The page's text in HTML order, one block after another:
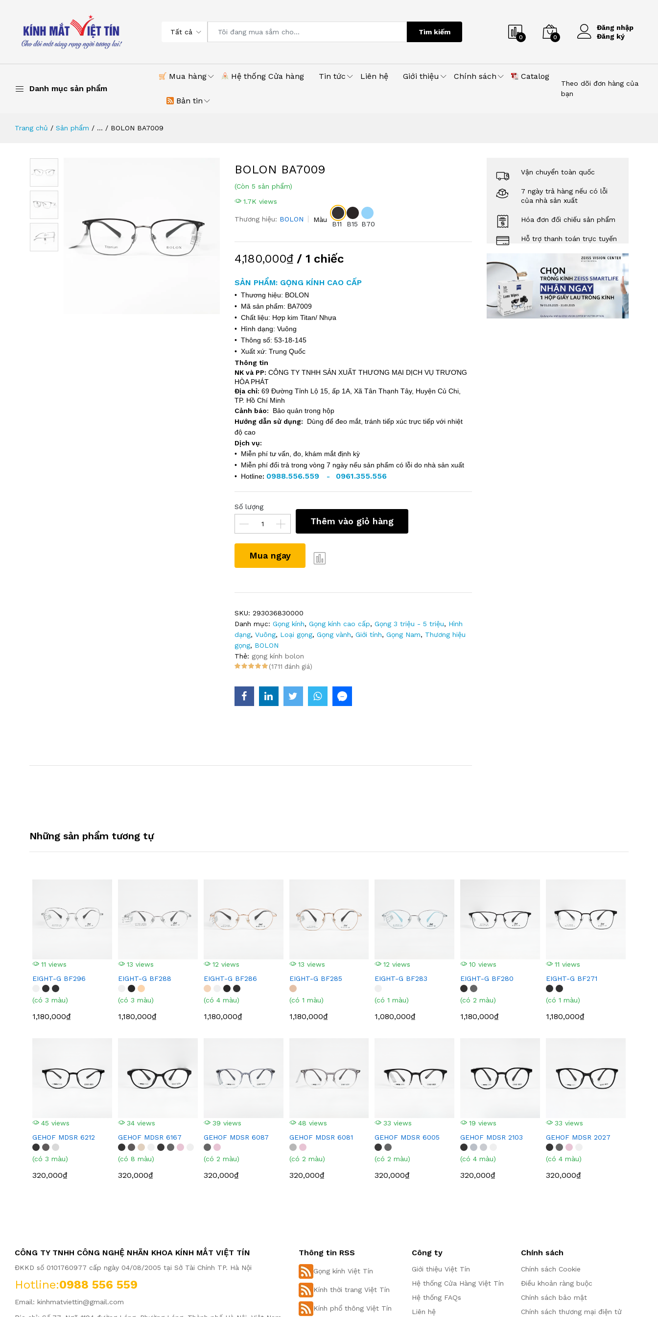
Tất cả Tìm kiếm
0 0
Đăng nhập
Đăng ký
Danh mục sản phẩm
Mua hàng Hệ thống Cửa hàng Tin tức Liên hệ Giới thiệu Chính sách Catalog
Bản tin
Theo dõi đơn hàng của
bạn
Trang chủ Sản phẩm ... BOLON BA7009
BOLON BA7009
(Còn 5 sản phẩm)
1.7K views
Thương hiệu: BOLON Màu
B11 B15 B70
4,180,000₫/ 1 chiếc
SẢN PHẨM: GỌNG KÍNH CAO CẤP
• Thương hiệu: BOLON
• Mã sản phẩm: BA7009
• Chất liệu: Hợp kim Titan/ Nhựa
• Hình dạng: Vuông
• Thông số: 53-18-145
• Xuất xứ: Trung Quốc
Thông tin
NK và PP: CÔNG TY TNHH SẢN XUẤT THƯƠNG MẠI DỊCH VỤ TRƯƠNG
HÒA PHÁT
Địa chỉ: 69 Đường Tỉnh Lộ 15, ấp 1A, Xã Tân Thạnh Tây, Huyện Củ Chi,
TP. Hồ Chí Minh
Cảnh báo: Bảo quản trong hộp
Hướng dẫn sử dụng: Dùng để đeo mắt, tránh tiếp xúc trực tiếp với nhiệt
độ cao
Dịch vụ:
• Miễn phí tư vấn, đo, khám mắt định kỳ
• Miễn phí đổi trả trong vòng 7 ngày nếu sản phẩm có lỗi do nhà sản xuất
• Hotline: 0988.556.559 - 0961.355.556
Số lượng
Thêm vào giỏ hàng
Mua ngay
SKU: 293036830000
Danh mục: Gọng kính, Gọng kính cao cấp, Gọng 3 triệu - 5 triệu, Hình
dạng, Vuông, Loại gọng, Gọng vành, Giới tính, Gọng Nam, Thương hiệu
gọng, BOLON
Thẻ: gọng kính bolon
(1711 đánh giá)
Vận chuyển toàn quốc
7 ngày trả hàng nếu có lỗi
của nhà sản xuất
Hóa đơn đối chiếu sản phẩm
Hỗ trợ thanh toán trực tuyến
Những sản phẩm tương tự
11 views
EIGHT-G BF296
(có 3 màu)
1,180,000₫
13 views
EIGHT-G BF288
(có 3 màu)
1,180,000₫
12 views
EIGHT-G BF286
(có 4 màu)
1,180,000₫
13 views
EIGHT-G BF285
(có 1 màu)
1,180,000₫
12 views
EIGHT-G BF283
(có 1 màu)
1,080,000₫
10 views
EIGHT-G BF280
(có 2 màu)
1,180,000₫
11 views
EIGHT-G BF271
(có 1 màu)
1,180,000₫
45 views
GEHOF MDSR 6212
(có 3 màu)
320,000₫
34 views
GEHOF MDSR 6167
(có 8 màu)
320,000₫
39 views
GEHOF MDSR 6087
(có 2 màu)
320,000₫
48 views
GEHOF MDSR 6081
(có 2 màu)
320,000₫
33 views
GEHOF MDSR 6005
(có 2 màu)
320,000₫
19 views
GEHOF MDSR 2103
(có 4 màu)
320,000₫
33 views
GEHOF MDSR 2027
(có 4 màu)
320,000₫
CÔNG TY TNHH CÔNG NGHỆ NHÃN KHOA KÍNH MẮT VIỆT TÍN
ĐKKD số 0101760977 cấp ngày 04/08/2005 tại Sở Tài Chính TP. Hà Nội
Hotline:0988 556 559
Email: kinhmatviettin@gmail.com
Thông tin RSS
Gọng kính Việt Tín
Kính thời trang Việt Tín
Kính phổ thông Việt Tín
Công ty
Giới thiệu Việt Tín
Hệ thống Cửa Hàng Việt Tín
Hệ thống FAQs
Liên hệ
Chính sách
Chính sách Cookie
Điều khoản ràng buộc
Chính sách bảo mật
Chính sách thương mại điện tử